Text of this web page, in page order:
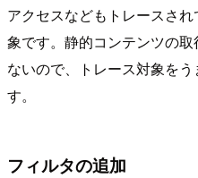
アクセスなどもトレースさ
象です。静的コンテンツの
ないので、トレース対象を
す。
フィルタの追加